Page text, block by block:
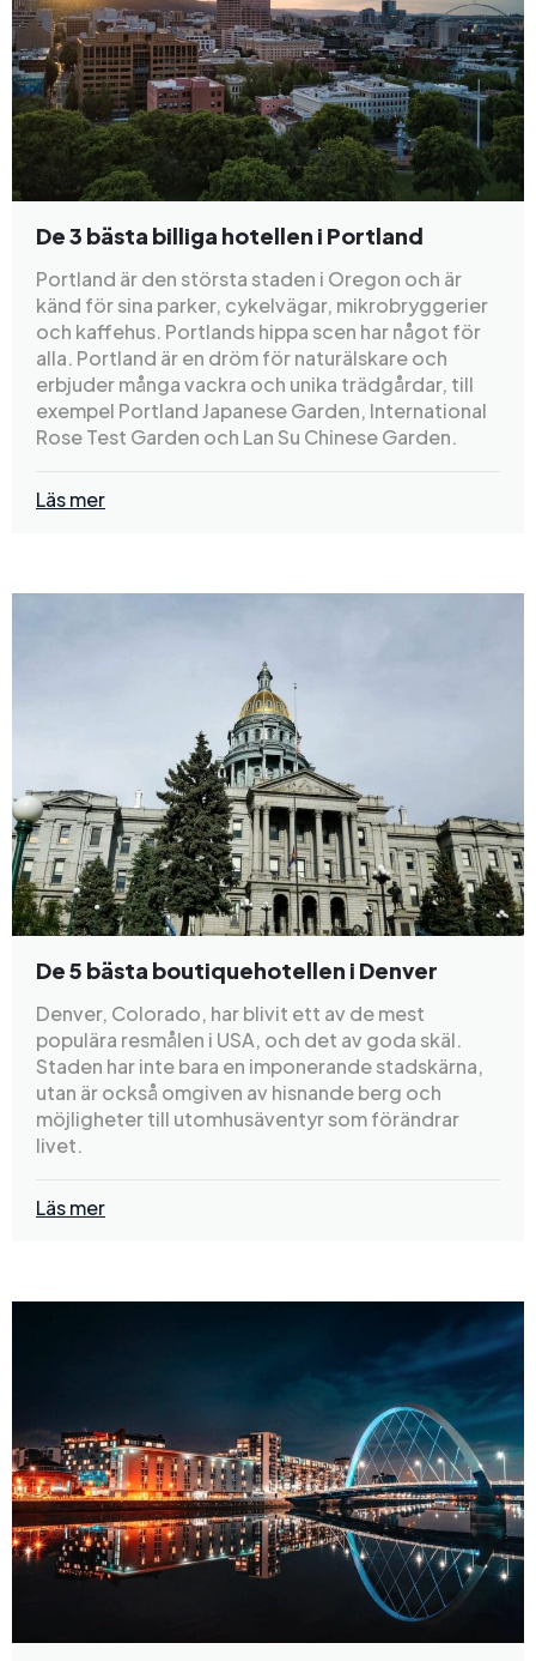
De 3 bästa billiga hotellen i Portland
Portland är den största staden i Oregon och är
känd för sina parker, cykelvägar, mikrobryggerier
och kaffehus. Portlands hippa scen har något för
alla. Portland är en dröm för naturälskare och
erbjuder många vackra och unika trädgårdar, till
exempel Portland Japanese Garden, International
Rose Test Garden och Lan Su Chinese Garden.
Läs mer
De 5 bästa boutiquehotellen i Denver
Denver, Colorado, har blivit ett av de mest
populära resmålen i USA, och det av goda skäl.
Staden har inte bara en imponerande stadskärna,
utan är också omgiven av hisnande berg och
möjligheter till utomhusäventyr som förändrar
livet.
Läs mer